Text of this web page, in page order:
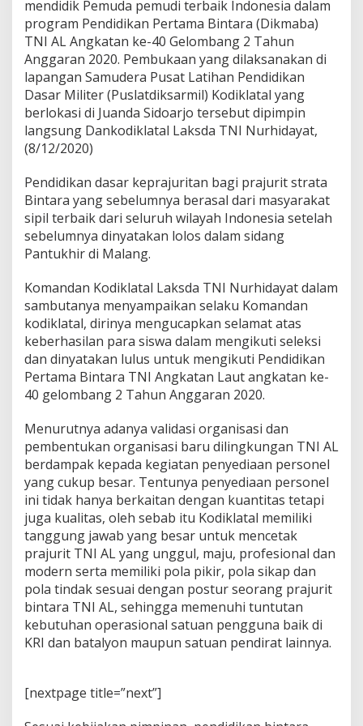
e
m
u
d
a
P
e
m
u
d
e
b
a
i
k
d
a
l
a
m
P
r
o
g
r
m
D
i
k
m
a
b
T
N
I
A
L
X
L
/
A
mendidik Pemuda pemudi terbaik Indonesia dalam
program Pendidikan Pertama Bintara (Dikmaba)
TNI AL Angkatan ke-40 Gelombang 2 Tahun
Anggaran 2020. Pembukaan yang dilaksanakan di
lapangan Samudera Pusat Latihan Pendidikan
Dasar Militer (Puslatdiksarmil) Kodiklatal yang
berlokasi di Juanda Sidoarjo tersebut dipimpin
langsung Dankodiklatal Laksda TNI Nurhidayat,
(8/12/2020)
Pendidikan dasar keprajuritan bagi prajurit strata
Bintara yang sebelumnya berasal dari masyarakat
sipil terbaik dari seluruh wilayah Indonesia setelah
sebelumnya dinyatakan lolos dalam sidang
Pantukhir di Malang.
Komandan Kodiklatal Laksda TNI Nurhidayat dalam
sambutanya menyampaikan selaku Komandan
kodiklatal, dirinya mengucapkan selamat atas
keberhasilan para siswa dalam mengikuti seleksi
dan dinyatakan lulus untuk mengikuti Pendidikan
Pertama Bintara TNI Angkatan Laut angkatan ke-
40 gelombang 2 Tahun Anggaran 2020.
Menurutnya adanya validasi organisasi dan
pembentukan organisasi baru dilingkungan TNI AL
berdampak kepada kegiatan penyediaan personel
yang cukup besar. Tentunya penyediaan personel
ini tidak hanya berkaitan dengan kuantitas tetapi
juga kualitas, oleh sebab itu Kodiklatal memiliki
tanggung jawab yang besar untuk mencetak
prajurit TNI AL yang unggul, maju, profesional dan
modern serta memiliki pola pikir, pola sikap dan
pola tindak sesuai dengan postur seorang prajurit
bintara TNI AL, sehingga memenuhi tuntutan
kebutuhan operasional satuan pengguna baik di
KRI dan batalyon maupun satuan pendirat lainnya.
[nextpage title=”next”]